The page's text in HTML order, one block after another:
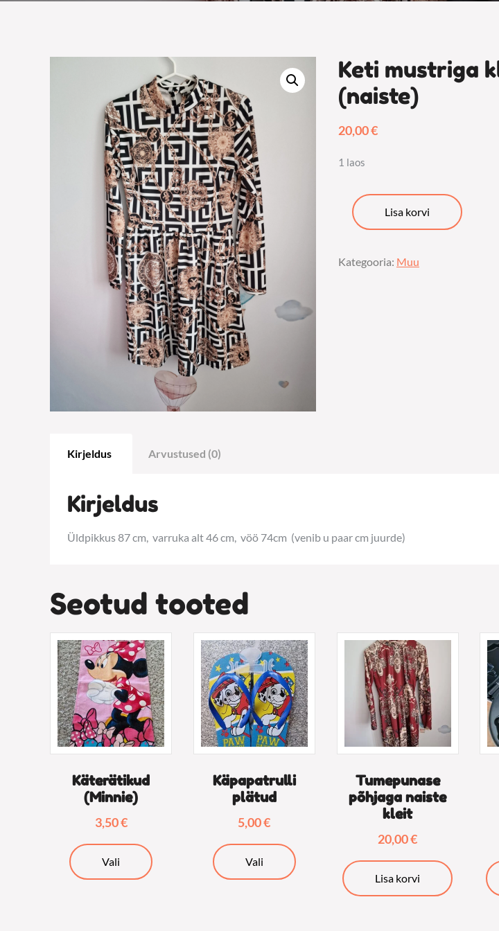
Keti mustriga
(naiste)
20,00€
1 laos
Keti
mustriga
(naiste)
Lisa korvi
Kategooria: Muu
Kirjeldus Arvustused (0)
Kirjeldus
Üldpikkus 87 cm, varruka alt 46 cm, vöö 74cm (venib u paar cm juurde)
Seotud tooted
Käterätikud
(Minnie)
3,50€
Vali
tootel
Käpapatrulli
plätud
5,00€
Vali
tootel
Tumepunase
põhjaga naiste
kleit
20,00€
Lisa korvi